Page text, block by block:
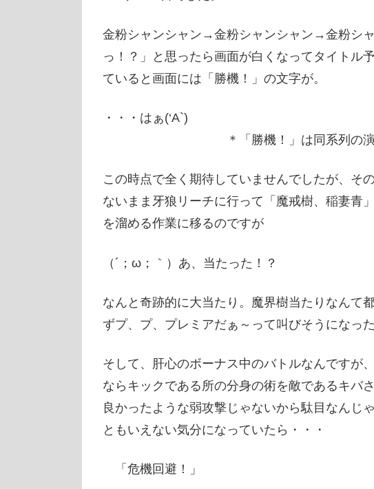
金粉シャンシャン→金粉シャンシャン→金粉シ
っ！？」と思ったら画面が白くなってタイトル
ていると画面には「勝機！」の文字が。
・・・はぁ(‘A`)
＊「勝機！」は同系列の演出グ
この時点で全く期待していませんでしたが、そ
ないまま牙狼リーチに行って「魔戒樹、稲妻青
を溜める作業に移るのですが
（´；ω；｀）あ、当たった！？
なんと奇跡的に大当たり。魔界樹当たりなんて
ずプ、プ、プレミアだぁ～って叫びそうになった
そして、肝心のボーナス中のバトルなんですが
ならキックである所の分身の術を敵であるキバ
良かったような弱攻撃じゃないから駄目なんじ
ともいえない気分になっていたら・・・
「危機回避！」